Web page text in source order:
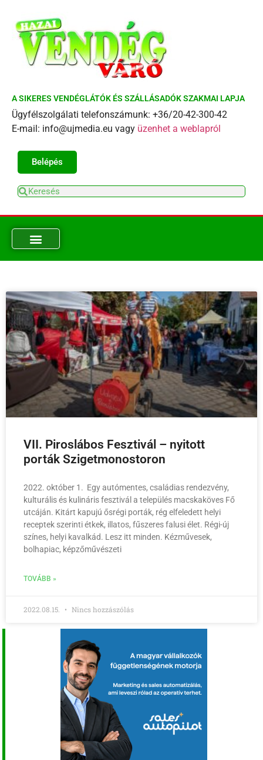
A SIKERES VENDÉGLÁTÓK ÉS SZÁLLÁSADÓK SZAKMAI LAPJA
Ügyfélszolgálati telefonszámunk: +36/20-42-300-42
E-mail: info@ujmedia.eu vagy üzenhet a weblapról
Belépés
VII. Piroslábos Fesztivál – nyitott
porták Szigetmonostoron
2022. október 1. Egy autómentes, családias rendezvény,
kulturális és kulináris fesztivál a település macskaköves Fő
utcáján. Kitárt kapujú ősrégi porták, rég elfeledett helyi
receptek szerinti étkek, illatos, fűszeres falusi élet. Régi-új
színes, helyi kavalkád. Lesz itt minden. Kézművesek,
bolhapiac, képzőművészeti
TOVÁBB »
2022.08.15. Nincs hozzászólás